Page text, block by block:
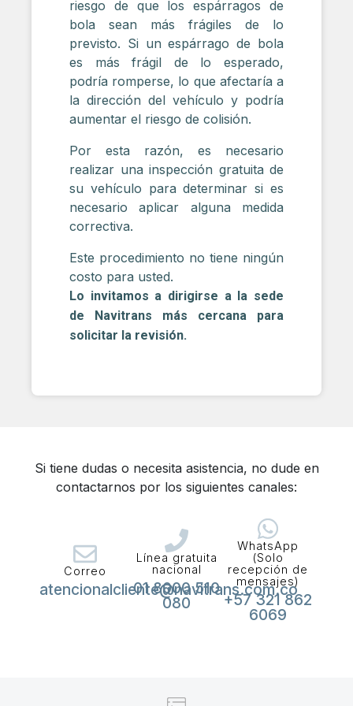
riesgo de que los espárragos de
bola sean más frágiles de lo
previsto. Si un espárrago de bola
es más frágil de lo esperado,
podría romperse, lo que afectaría a
la dirección del vehículo y podría
aumentar el riesgo de colisión.
Por esta razón, es necesario
realizar una inspección gratuita de
su vehículo para determinar si es
necesario aplicar alguna medida
correctiva.
Este procedimiento no tiene ningún
costo para usted.
Lo invitamos a dirigirse a la sede
de Navitrans más cercana para
solicitar la revisión.
Si tiene dudas o necesita asistencia, no dude en
contactarnos por los siguientes canales:
Correo
atencionalcliente@navitrans.com.co
Línea gratuita
nacional
01 8000 510
080
WhatsApp
(Solo
recepción de
mensajes)
+57 321 862
6069